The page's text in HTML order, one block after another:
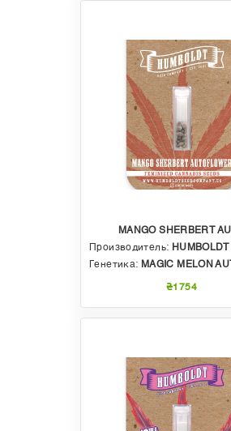
MANGO SHERBERT
Производитель: HUMBOLDT SEED
Генетика: MAGIC MELON AUTO X HUMBOLDT SHERBERT X
₴1754